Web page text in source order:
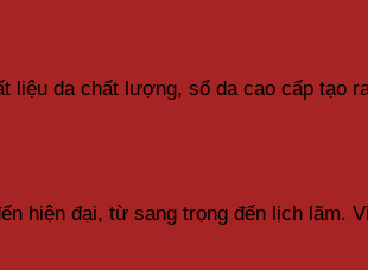
da chất lượng, sổ da cao cấp tạo
hiện đại, từ sang trọng đến lịch lãm.